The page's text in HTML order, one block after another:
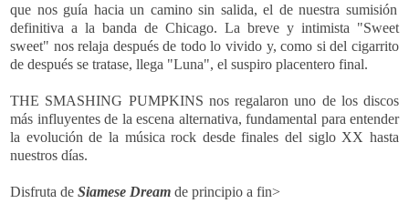
que nos guía hacia un camino sin salida, el de nuestra sumisión
definitiva a la banda de Chicago. La breve y intimista "Sweet
sweet" nos relaja después de todo lo vivido y, como si del cigarrito
de después se tratase, llega "Luna", el suspiro placentero final.
THE SMASHING PUMPKINS nos regalaron uno de los discos
más influyentes de la escena alternativa, fundamental para entender
la evolución de la música rock desde finales del siglo XX hasta
nuestros días.
Disfruta de Siamese Dream de principio a fin>